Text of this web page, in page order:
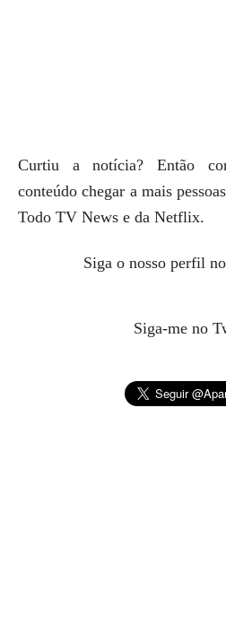
Curtiu a notícia? Então
conteúdo chegar a mais
Todo TV News e da Netflix.
Siga o nosso perfil no
Siga-me no